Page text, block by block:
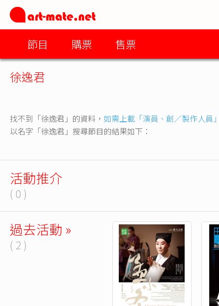
節目 購票 售票
徐逸君
找不到「徐逸君」的資料， 如需上載「演員、創／製作人員
以名字「徐逸君」搜尋節目的結果如下：
活動推介
( 0 )
過去活動 »
( 2 )